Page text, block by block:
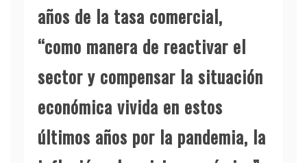
años de la tasa comercial,
“como manera de reactivar el
sector y compensar la situación
económica vivida en estos
últimos años por la pandemia, la